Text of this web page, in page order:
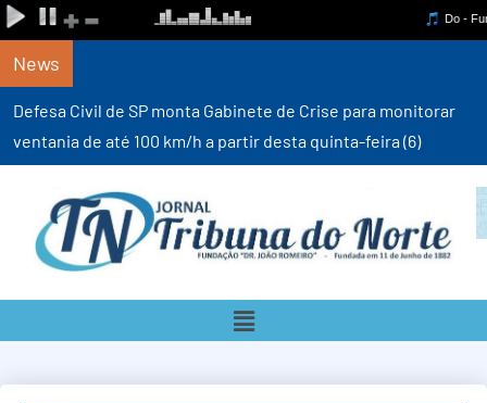
News
Defesa Civil de SP monta Gabinete de Crise para monitorar
ventania de até 100 km/h a partir desta quinta-feira (6)